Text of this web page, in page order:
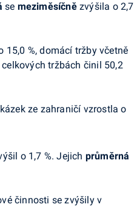
se meziměsíčnězvýšila o 2,7
15,0 %, domácí tržby včetně
tržbách činil 50,2
ze zahraničí vzrostla o
o 1,7 %. Jejich průměrná
činnosti se zvýšily v